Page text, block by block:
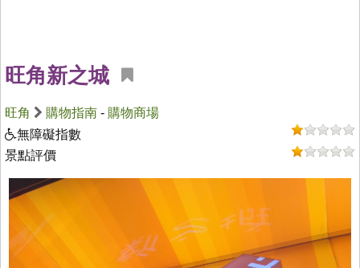
旺角新之城
旺角 購物指南 - 購物商場
無障礙指數
景點評價